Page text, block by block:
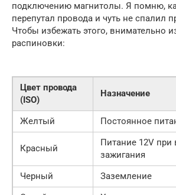
подключению магнитолы. Я помню,
перепутал провода и чуть не спалил
Чтобы избежать этого, внимательно
распиновки:
Цвет провода
(ISO)
Назначение
Желтый Постоянное
Красный
Питание 12V
зажигания
Черный
Заземление